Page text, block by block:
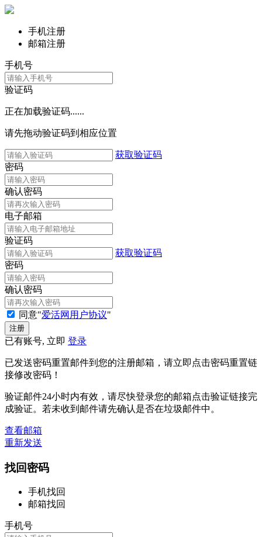
手机注册
邮箱注册
手机号
验证码
正在加载验证码......
请先拖动验证码到相应位置
获取验证码
密码
确认密码
电子邮箱
验证码
获取验证码
密码
确认密码
同意"爱活网用户协议"
已有账号, 立即 登录
已发送密码重置邮件到您的注册邮箱，请立即点击密码重置链
接修改密码！
验证邮件24小时内有效，请尽快登录您的邮箱点击验证链接完
成验证。若未收到邮件请先确认是否在垃圾邮件中。
查看邮箱
重新发送
找回密码
手机找回
邮箱找回
手机号